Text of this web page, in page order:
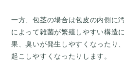
一方、包茎の場合は包皮の内側に
によって雑菌が繁殖しやすい構造
果、臭いが発生しやすくなったり